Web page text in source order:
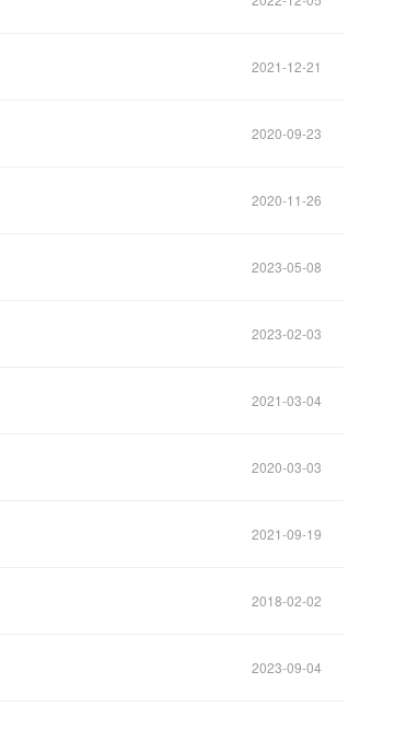
2021-12-21
2020-09-23
2020-11-26
2023-05-08
2023-02-03
2021-03-04
2020-03-03
2021-09-19
2018-02-02
2023-09-04